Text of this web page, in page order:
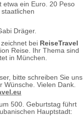
etwa ein Euro. 20 Peso
Dräger.
bei ReiseTravel
Reise. Ihr Thema sind
in München.
bitte schreiben Sie uns
Wünsche. Vielen Dank.
500. Geburtstag führt
Hauptstadt: